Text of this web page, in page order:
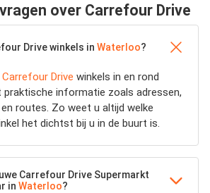
over Carrefour Drive
Drive winkels in Waterloo?
Carrefour Drive winkels in en rond
praktische informatie zoals adressen,
routes. Zo weet u altijd welke
het dichtst bij u in de buurt is.
Carrefour Drive Supermarkt
in Waterloo?